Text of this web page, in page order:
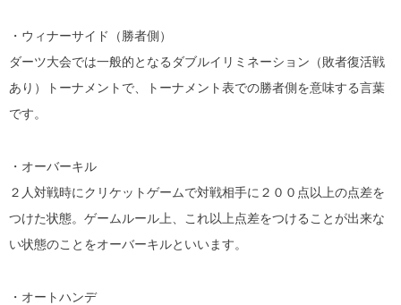
・ウィナーサイド（勝者側）
ダーツ大会では一般的となるダブルイリミネーション（敗者復活戦
あり）トーナメントで、トーナメント表での勝者側を意味する言葉
です。
・オーバーキル
２人対戦時にクリケットゲームで対戦相手に２００点以上の点差を
つけた状態。ゲームルール上、これ以上点差をつけることが出来な
い状態のことをオーバーキルといいます。
・オートハンデ